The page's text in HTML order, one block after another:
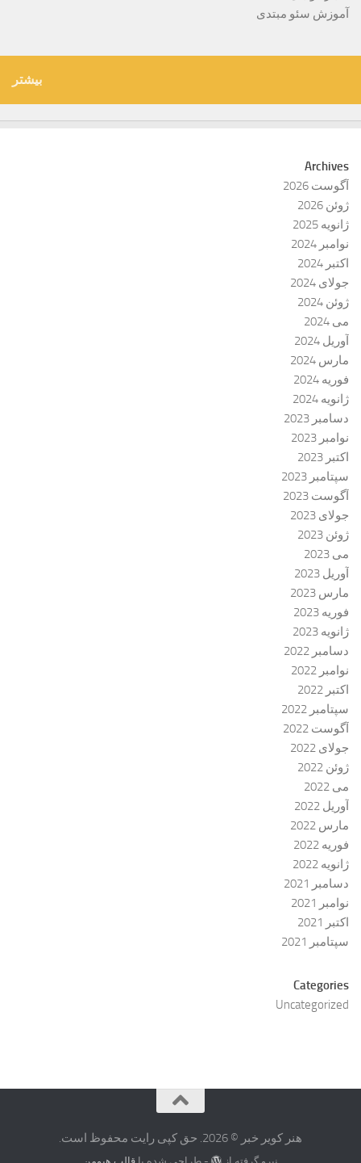
آموزش سئو مبتدی
بیشتر
Archives
آگوست 2026
ژوئن 2026
ژانویه 2025
نوامبر 2024
اکتبر 2024
جولای 2024
ژوئن 2024
می 2024
آوریل 2024
مارس 2024
فوریه 2024
ژانویه 2024
دسامبر 2023
نوامبر 2023
اکتبر 2023
سپتامبر 2023
آگوست 2023
جولای 2023
ژوئن 2023
می 2023
آوریل 2023
مارس 2023
فوریه 2023
ژانویه 2023
دسامبر 2022
نوامبر 2022
اکتبر 2022
سپتامبر 2022
آگوست 2022
جولای 2022
ژوئن 2022
می 2022
آوریل 2022
مارس 2022
فوریه 2022
ژانویه 2022
دسامبر 2021
نوامبر 2021
اکتبر 2021
سپتامبر 2021
Categories
Uncategorized
هنر کویر خبر © 2026. حق کپی رایت محفوظ است.